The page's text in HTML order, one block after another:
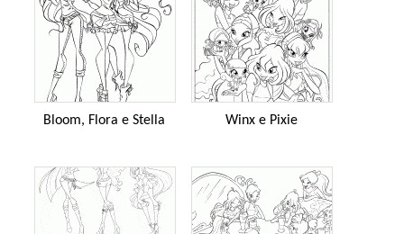
Bloom, Flora e Stella Winx e Pixie